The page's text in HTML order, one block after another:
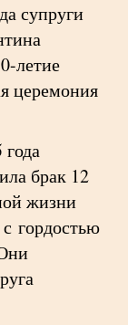
супруги
летие
церемония
брак 12
жизни
гордостью